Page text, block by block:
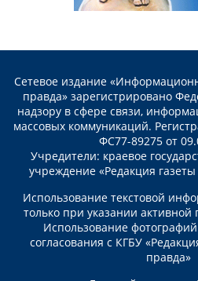
Сетевое издание
правда» зарегистрировано
надзору в сфере связи,
массовых коммуникаций.
ФС77-89275 от
Учредители: краевое
учреждение «Редакция
Использование текстовой
только при указании активной
Использование
согласования с КГБУ
правда»